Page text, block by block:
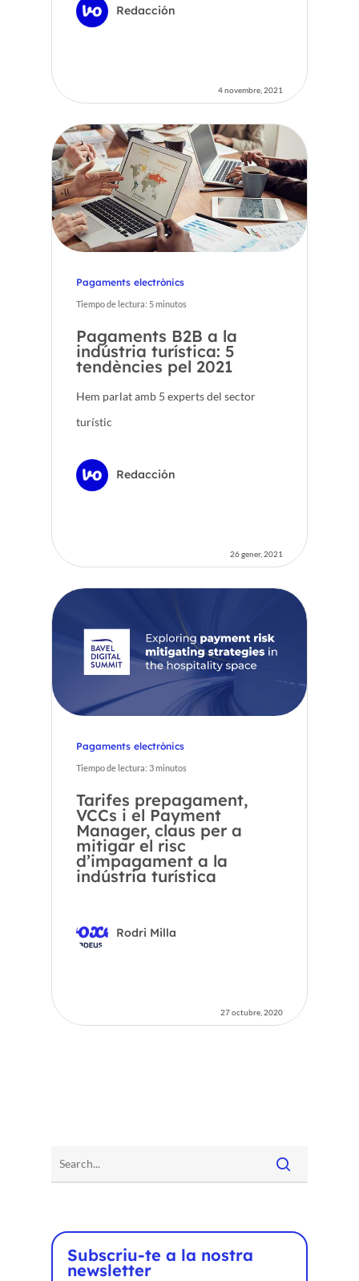
Redacción
4 novembre, 2021
Pagaments electrònics
Tiempo de lectura: 5minutos
Pagaments B2B a la
indústria turística: 5
tendències pel 2021
Hem parlat amb 5 experts del sector
turístic
Redacción
26 gener, 2021
Pagaments electrònics
Tiempo de lectura: 3minutos
Tarifes prepagament,
VCCs i el Payment
Manager, claus per a
mitigar el risc
d’impagament a la
indústria turística
Rodri Milla
27 octubre, 2020
Subscriu-te a la nostra
newsletter